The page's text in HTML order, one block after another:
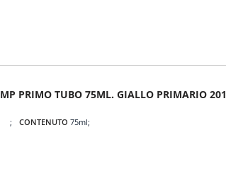
PRIMO TUBO 75ML. GIALLO PRIMARIO 201
CONTENUTO 75ml